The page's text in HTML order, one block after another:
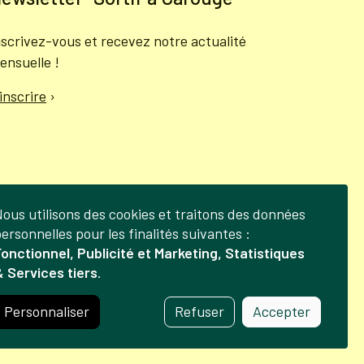
vous et recevez notre actualité
!
›
et
utilisons des cookies et traitons des données
pour les finalités suivantes :
Publicité et Marketing, Statistiques
Services tiers.
Personnaliser Refuser Accepter